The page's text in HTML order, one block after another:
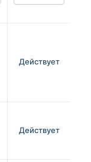
Действует
Действует